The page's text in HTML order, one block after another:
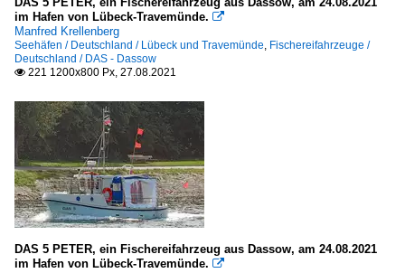
im Hafen von Lübeck-Travemünde. 
Manfred Krellenberg
Seehäfen / Deutschland / Lübeck und Travemünde, Fischereifahrzeuge /
Deutschland / DAS - Dassow
 221 1200x800 Px, 27.08.2021
DAS 5 PETER, ein Fischereifahrzeug aus Dassow, am 24.08.2021
im Hafen von Lübeck-Travemünde. 